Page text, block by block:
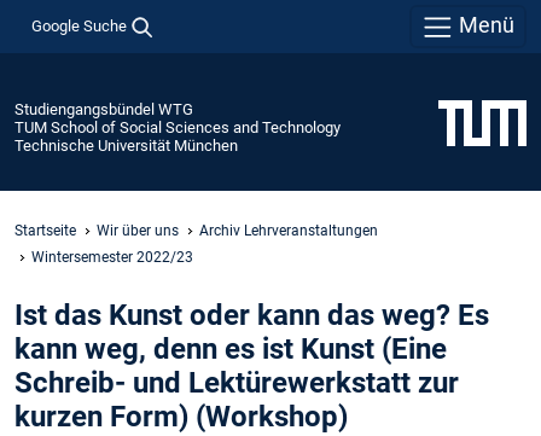
Google Suche Menü
Studiengangsbündel WTG
TUM School of Social Sciences and Technology
Technische Universität München
Startseite Wir über uns
Archiv Lehrveranstaltungen
Wintersemester 2022/23
Ist das Kunst oder kann das weg? Es
kann weg, denn es ist Kunst (Eine
Schreib- und Lektürewerkstatt zur
kurzen Form) (Workshop)